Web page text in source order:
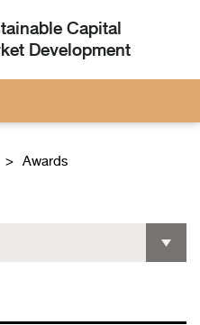
Capital
Development
Awards